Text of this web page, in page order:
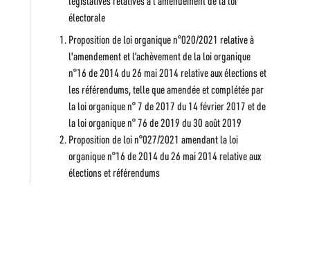
électorale
Proposition de loi organique n°020/2021 relative à
l'amendement et l’achèvement de la loi organique
n°16 de 2014 du 26 mai 2014 relative aux élections et
les référendums, telle que amendée et complétée par
la loi organique n° 7 de 2017 du 14 février 2017 et de
la loi organique n° 76 de 2019 du 30 août 2019
Proposition de loi n°027/2021 amendant la loi
organique n°16 de 2014 du 26 mai 2014 relative aux
élections et référendums